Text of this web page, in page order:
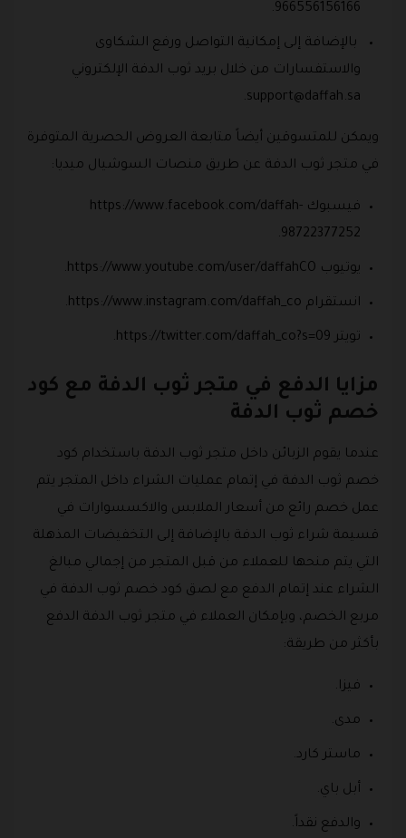
966556156166.
بالإضافة إلى إمكانية التواصل ورفع الشكاوى
والاستفسارات من خلال بريد ثوب الدفة الإلكتروني
support@daffah.sa
.
ويمكن للمتسوقين أيضاً متابعة العروض الحصرية المتوفرة
في متجر ثوب الدفة عن طريق منصات السوشيال ميديا:
فيسبوك https://www.facebook.com/daffah-
98722377252.
يوتيوب https://www.youtube.com/user/daffahCO.
انستقرام https://www.instagram.com/daffah_co.
تويتر https://twitter.com/daffah_co?s=09.
مزايا الدفع في متجر ثوب الدفة مع كود
خصم ثوب الدفة
عندما يقوم الزبائن داخل متجر ثوب الدفة باستخدام كود
خصم ثوب الدفة في إتمام عمليات الشراء داخل المتجر يتم
عمل خصم رائع من أسعار الملابس والاكسسوارات في
قسيمة شراء ثوب الدفة بالإضافة إلى التخفيضات المذهلة
التي يتم منحها للعملاء من قبل المتجر من إجمالي مبالغ
الشراء عند إتمام الدفع مع لصق كود خصم ثوب الدفة في
مربع الخصم، وبإمكان العملاء في متجر ثوب الدفة الدفع
بأكثر من طريقة:
فيزا.
مدى.
ماستر كارد.
أبل باي.
والدفع نقداً.